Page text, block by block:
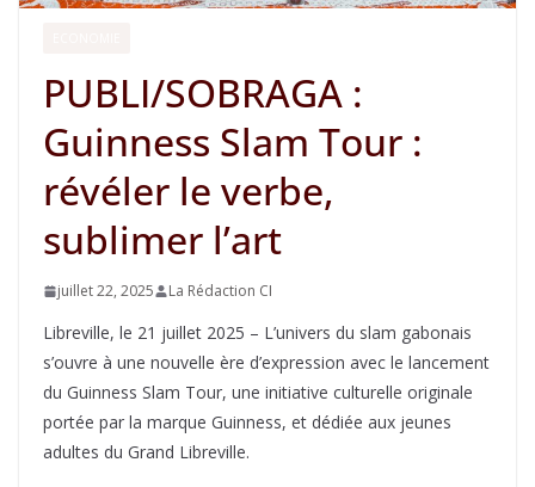
PUBLI/SOBRAGA :
Guinness Slam Tour :
révéler le verbe,
sublimer l’art
juillet 22, 2025 La Rédaction CI
Libreville, le 21 juillet 2025 – L’univers du slam gabonais
s’ouvre à une nouvelle ère d’expression avec le lancement
du Guinness Slam Tour, une initiative culturelle originale
portée par la marque Guinness, et dédiée aux jeunes
adultes du Grand Libreville.